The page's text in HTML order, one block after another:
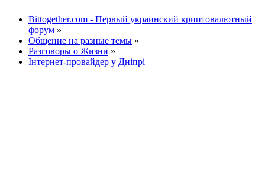
Bittogether.com - Первый украинский криптовалютный
форум »
Общение на разные темы »
Разговоры о Жизни »
Інтернет-провайдер у Дніпрі